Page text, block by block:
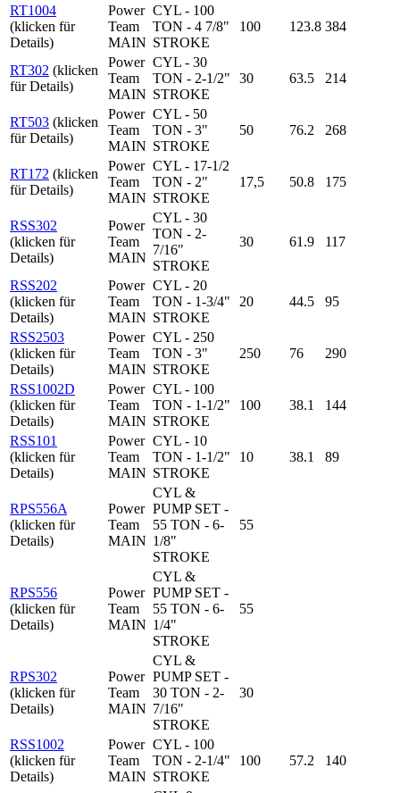
RT1004
(klicken für
Details)
Power
Team
MAIN
CYL - 100
TON - 4 7/8"
STROKE
100 123.8 384
RT302 (klicken
für Details)
Power
Team
MAIN
CYL - 30
TON - 2-1/2"
STROKE
30 63.5 214
RT503 (klicken
für Details)
Power
Team
MAIN
CYL - 50
TON - 3"
STROKE
50 76.2 268
RT172 (klicken
für Details)
Power
Team
MAIN
CYL - 17-1/2
TON - 2"
STROKE
17,5 50.8 175
RSS302
(klicken für
Details)
Power
Team
MAIN
CYL - 30
TON - 2-
7/16"
STROKE
30 61.9 117
RSS202
(klicken für
Details)
Power
Team
MAIN
CYL - 20
TON - 1-3/4"
STROKE
20 44.5 95
RSS2503
(klicken für
Details)
Power
Team
MAIN
CYL - 250
TON - 3"
STROKE
250 76 290
RSS1002D
(klicken für
Details)
Power
Team
MAIN
CYL - 100
TON - 1-1/2"
STROKE
100 38.1 144
RSS101
(klicken für
Details)
Power
Team
MAIN
CYL - 10
TON - 1-1/2"
STROKE
10 38.1 89
RPS556A
(klicken für
Details)
Power
Team
MAIN
CYL &
PUMP SET -
55 TON - 6-
1/8"
STROKE
55
RPS556
(klicken für
Details)
Power
Team
MAIN
CYL &
PUMP SET -
55 TON - 6-
1/4"
STROKE
55
RPS302
(klicken für
Details)
Power
Team
MAIN
CYL &
PUMP SET -
30 TON - 2-
7/16"
STROKE
30
RSS1002
(klicken für
Details)
Power
Team
MAIN
CYL - 100
TON - 2-1/4"
STROKE
100 57.2 140